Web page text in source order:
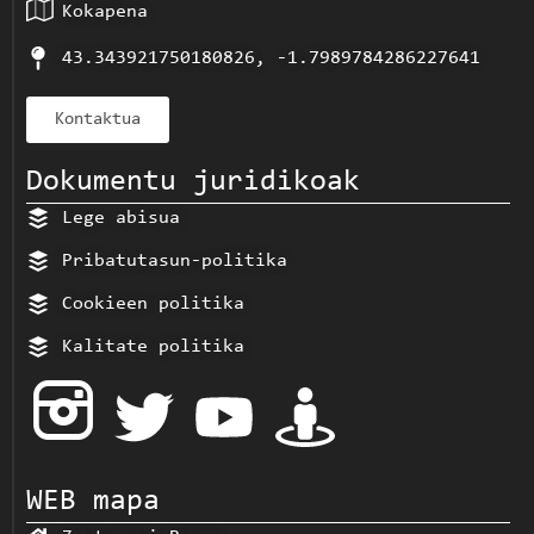
Kokapena
43.343921750180826, -1.7989784286227641
Kontaktua
Dokumentu juridikoak
Lege abisua
Pribatutasun-politika
Cookieen politika
Kalitate politika
WEB mapa